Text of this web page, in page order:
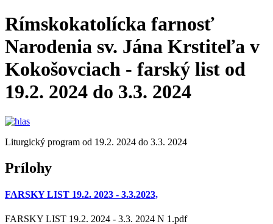
Rímskokatolícka farnosť
Narodenia sv. Jána Krstiteľa v
Kokošovciach - farský list od
19.2. 2024 do 3.3. 2024
Liturgický program od 19.2. 2024 do 3.3. 2024
Prílohy
FARSKY LIST 19.2. 2023 - 3.3.2023,
FARSKY LIST 19.2. 2024 - 3.3. 2024 N 1.pdf